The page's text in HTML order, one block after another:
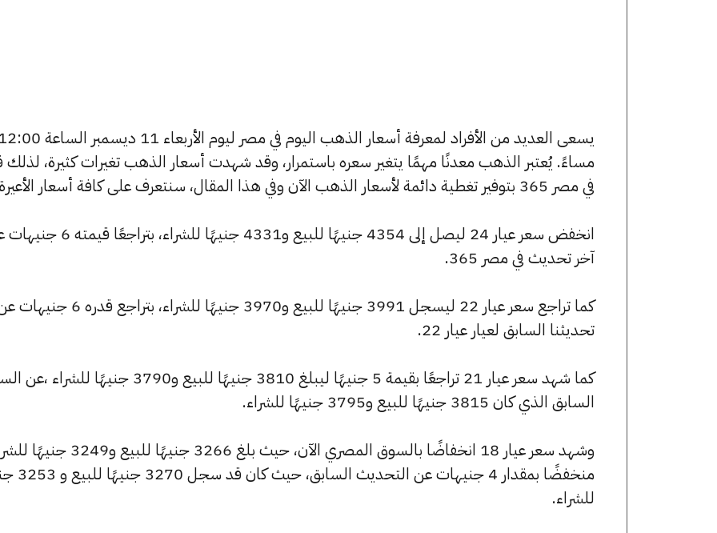
يسعى العديد من الأفراد لمعرفة أسعار الذهب اليوم في مصر ليوم الأربعاء 11 ديسمبر
مساءً. يُعتبر الذهب معدنًا مهمًا يتغير سعره باستمرار، وقد شهدت أسعار الذهب تغيرات كثيرة، لذلك
في مصر 365 بتوفير تغطية دائمة لأسعار الذهب الآن وفي هذا المقال، سنتعرف على كافة أسعار الأعيرة.
انخفض سعر عيار 24 ليصل إلى 4354 جنيهًا للبيع و4331 جنيهًا للشراء،
آخر تحديث في مصر 365.
كما تراجع سعر عيار 22 ليسجل 3991 جنيهًا للبيع و3970 جنيهًا للشراء، بتراجع قدره 6
تحديثنا السابق لعيار عيار 22.
كما شهد سعر عيار 21 تراجعًا بقيمة 5 جنيهًا ليبلغ 3810 جنيهًا للبيع و3790 جنيهًا
السابق الذي كان 3815 جنيهًا للبيع و3795 جنيهًا للشراء.
وشهد سعر عيار 18 انخفاضًا بالسوق المصري الآن، حيث بلغ 3266 جنيهًا للبيع
منخفضًا بمقدار 4 جنيهات
للشراء.